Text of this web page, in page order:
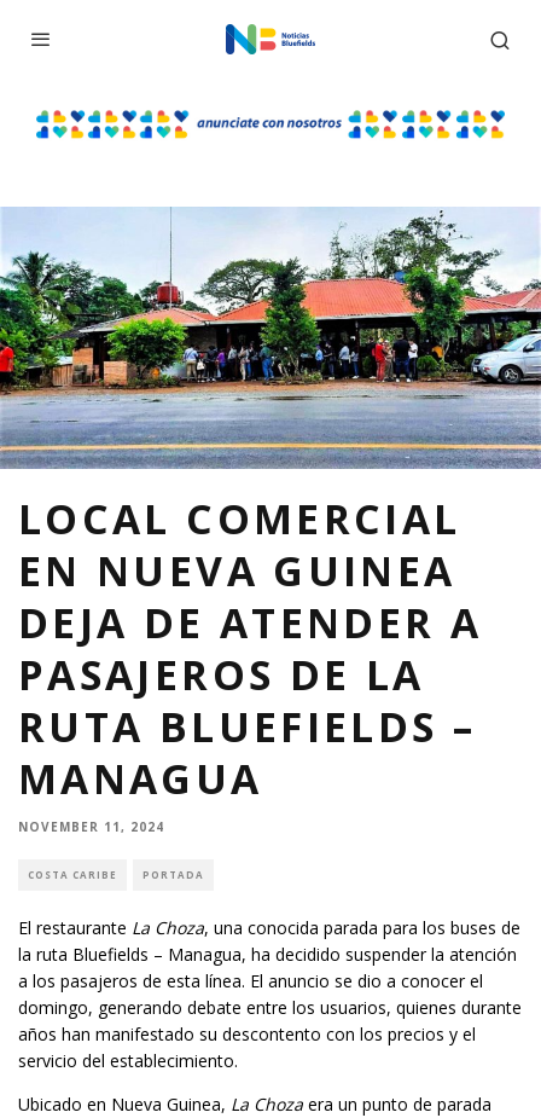
LOCAL COMERCIAL
EN NUEVA GUINEA
DEJA DE ATENDER A
PASAJEROS DE LA
RUTA BLUEFIELDS –
MANAGUA
NOVEMBER 11, 2024
COSTA CARIBE PORTADA
El restaurante La Choza, una conocida parada para los buses de
la ruta Bluefields – Managua, ha decidido suspender la atención
a los pasajeros de esta línea. El anuncio se dio a conocer el
domingo, generando debate entre los usuarios, quienes durante
años han manifestado su descontento con los precios y el
servicio del establecimiento.
Ubicado en Nueva Guinea, La Choza era un punto de parada